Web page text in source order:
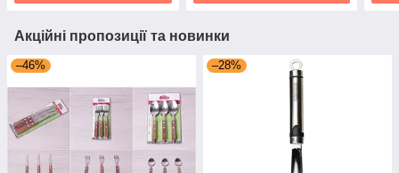
Акційні пропозиції та новинки
–46% –28%